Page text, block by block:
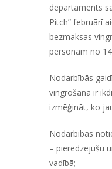
departaments
Pitch” februārī
bezmaksas
personām no
Nodarbībās
vingrošana ir
izmēģināt, ko
Nodarbības
– pieredzējušu
vadībā;